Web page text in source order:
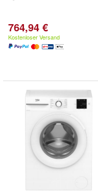
764,94 €
Kostenloser Versand